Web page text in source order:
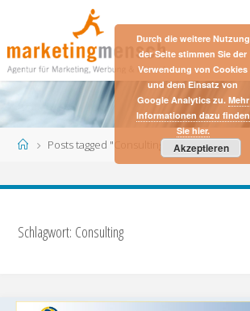
content
HomePosts tagged "Consulting"
Schlagwort: Consulting
Durch die weitere Nutzung
der Seite stimmen Sie der
Verwendung von Cookies
und dem Einsatz von
Google Analytics zu. Mehr
Informationen dazu finden
Sie hier.
Akzeptieren